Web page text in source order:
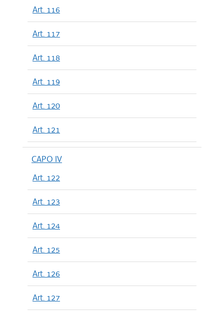
Art. 116
Art. 117
Art. 118
Art. 119
Art. 120
Art. 121
CAPO IV
Art. 122
Art. 123
Art. 124
Art. 125
Art. 126
Art. 127